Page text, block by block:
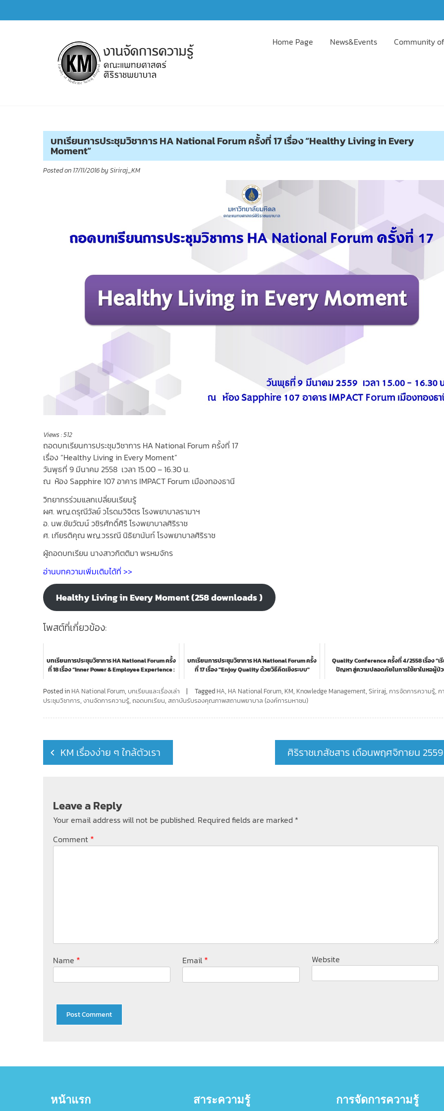
to
Home Page News&Events Community
บทเรียนการประชุมวิชาการ HA National Forum ครั้งที่ 17 เรื่อง “Healthy Living in Every
Moment”
Posted on 17/11/2016by Siriraj_KM
Views :512
ถอดบทเรียนการประชุมวิชาการ HA National Forum ครั้งที่ 17
เรื่อง “Healthy Living in Every Moment”
วันพุธที่ 9 มีนาคม 2558 เวลา 15.00 – 16.30 น.
ณ ห้อง Sapphire 107 อาคาร IMPACT Forum เมืองทองธานี
วิทยากรร่วมแลกเปลี่ยนเรียนรู้
ผศ. พญ.ดรุณีวัลย์ วโรดมวิจิตร โรงพยาบาลรามาฯ
อ. นพ.ชัยวัฒน์ วชิรศักดิ์ศิริ โรงพยาบาลศิริราช
ศ. เกียรติคุณ พญ.วรรณี นิธิยานันท์ โรงพยาบาลศิริราช
ผู้ถอดบทเรียน นางสาวกิตติมา พรหมจักร
อ่านบทความเพิ่มเติมได้ที่ >>
Healthy Living in Every Moment (258 downloads )
โพสต์ที่เกี่ยวข้อง:
บทเรียนการประชุมวิชาการ HA National Forum ครั้ง
ที่ 18 เรื่อง “Inner Power & Employee Experience :
บทเรียนการประชุมวิชาการ HA National Forum ครั้ง
ที่ 17 เรื่อง "Enjoy Quality ด้วยวิธีคิดเชิงระบบ"
Quality Conference ครั้งที่ 4/2558 เรื่อง “เ
ปัญหา สู่ความปลอดภัยในการใช้ยาในหอผู้ป่
Posted in HA National Forum, บทเรียนและเรื่องเล่า Tagged HA, HA National Forum, KM, Knowledge Management, Siriraj, การจัดการความรู้, ก
ประชุมวิชาการ, งานจัดการความรู้, ถอดบทเรียน, สถาบันรับรองคุณภาพสถานพยาบาล (องค์การมหาชน)
Post
navigation
KM เรื่องง่าย ๆ ใกล้ตัวเรา ศิริราชเภสัชสาร เดือนพฤศจิกายน 2559
Leave a Reply
Your email address will not be published. Required fields are marked *
Comment *
Name * Email * Website
หน้าแรก สาระความรู้ การจัดการความรู้